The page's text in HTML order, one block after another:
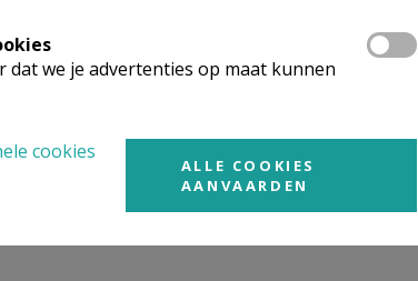
dat we je advertenties op maat kunnen
cookies
ALLE COOKIES
AANVAARDEN